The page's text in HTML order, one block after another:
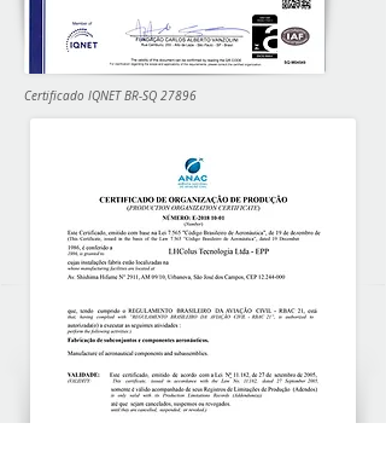
Certificado IQNET BR-SQ 27896